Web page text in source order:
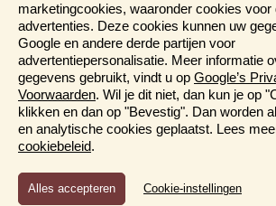
Meer weten?
Brochure aanvragen
Presentaties en Informatiedagen
Magazine
Aanmelden nieuwsbrief
marketingcookies, waaronder cookies voor
advertenties. Deze cookies kunnen uw
Google en andere derde partijen voor
advertentiepersonalisatie. Meer informatie
gegevens gebruikt, vindt u op Google’s
Voorwaarden. Wil je dit niet, dan kun je op
klikken en dan op "Bevestig". Dan worden
en analytische cookies geplaatst. Lees
cookiebeleid.
Functioneel en Analytisch
Cookies die er voor zorgen dat de
Cookie-instellingen